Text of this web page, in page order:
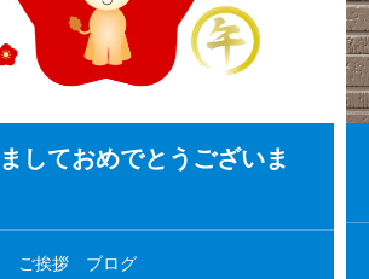
しておめでとうございま
ご挨拶 ブログ